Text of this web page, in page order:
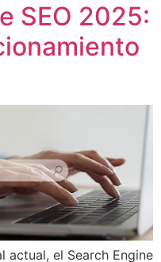
SEO 2025:
el Search Engine